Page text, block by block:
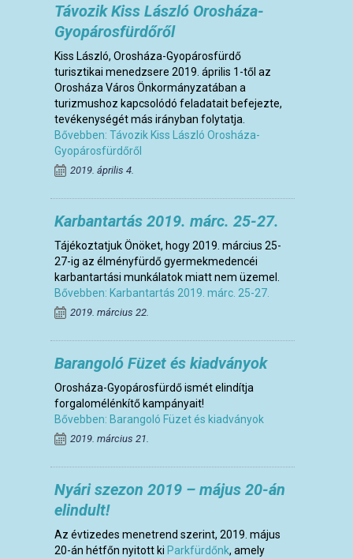
Távozik Kiss László Orosháza-
Gyopárosfürdőről
Kiss László, Orosháza-Gyopárosfürdő
turisztikai menedzsere 2019. április 1-től az
Orosháza Város Önkormányzatában a
turizmushoz kapcsolódó feladatait befejezte,
tevékenységét más irányban folytatja.
Bővebben: Távozik Kiss László Orosháza-
Gyopárosfürdőről
2019. április 4.
Karbantartás 2019. márc. 25-27.
Tájékoztatjuk Önöket, hogy 2019. március 25-
27-ig az élményfürdő gyermekmedencéi
karbantartási munkálatok miatt nem üzemel.
Bővebben: Karbantartás 2019. márc. 25-27.
2019. március 22.
Barangoló Füzet és kiadványok
Orosháza-Gyopárosfürdő ismét elindítja
forgalomélénkítő kampányait!
Bővebben: Barangoló Füzet és kiadványok
2019. március 21.
Nyári szezon 2019 – május 20-án
elindult!
Az évtizedes menetrend szerint, 2019. május
20-án hétfőn nyitott ki Parkfürdőnk, amely